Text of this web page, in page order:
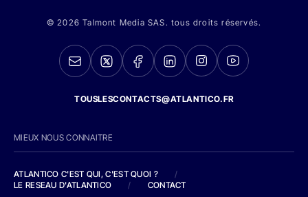
© 2026 Talmont Media SAS. tous droits réservés.
TOUSLESCONTACTS@ATLANTICO.FR
MIEUX NOUS CONNAITRE
ATLANTICO C'EST QUI, C'EST QUOI ?
/
LE RESEAU D'ATLANTICO
/ CONTACT